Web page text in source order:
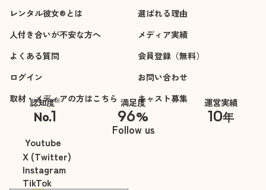
レンタル彼女®とは
選ばれる理由
人付き合いが不安な方へ
メディア実績
よくある質問
会員登録（無料）
ログイン
お問い合わせ
取材・メディアの方はこちら
キャスト募集
認知度※
No.1
※自社調べ
満足度
96%
運営実績
10年
Follow us
Youtube
X (Twitter)
Instagram
TikTok